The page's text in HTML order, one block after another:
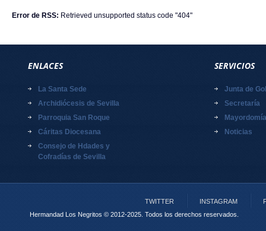
Error de RSS: Retrieved unsupported status code "404"
ENLACES
La Santa Sede
Archidiócesis de Sevilla
Parroquia San Roque
Cáritas Diocesana
Consejo de Hdades y
Cofradías de Sevilla
SERVICIOS
Junta de
Secretaría
Mayordomía
Noticias
TWITTER INSTAGRAM
Hermandad Los Negritos © 2012-2025. Todos los derechos reservados.